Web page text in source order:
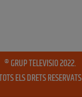
® GRUP TELEVISIO 2022.
ELS DRETS RESERVATS